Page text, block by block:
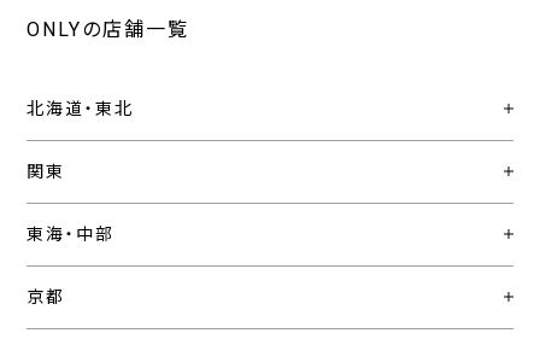
ONLYの店舗一覧
北海道・東北
関東
東海・中部
京都